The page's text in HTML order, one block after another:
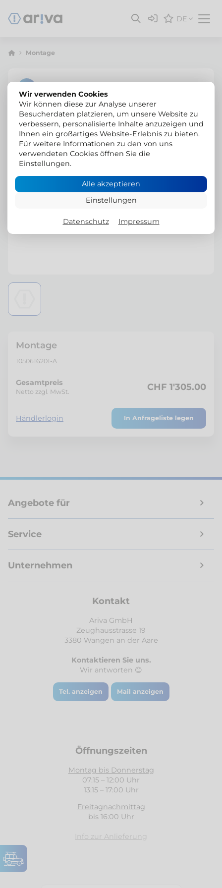
DE
Montage
Montage
1050616201-A
Gesamtpreis
Netto zzgl. MwSt. CHF 1'305.00
Händlerlogin In Anfrageliste legen
Angebote für
Service
Unternehmen
Kontakt
Ariva GmbH
Zeughausstrasse 19
3380 Wangen an der Aare
Kontaktieren Sie uns.
Wir antworten 😊
Tel. anzeigen Mail anzeigen
Öffnungszeiten
Montag bis Donnerstag
07:15 – 12:00 Uhr
13:15 – 17:00 Uhr
Freitagnachmittag
bis 16:00 Uhr
Info zur Anlieferung
Wir verwenden Cookies
Wir können diese zur Analyse unserer
Besucherdaten platzieren, um unsere Website zu
verbessern, personalisierte Inhalte anzuzeigen und
Ihnen ein großartiges Website-Erlebnis zu bieten.
Für weitere Informationen zu den von uns
verwendeten Cookies öffnen Sie die
Einstellungen.
Alle akzeptieren
Einstellungen
Datenschutz Impressum